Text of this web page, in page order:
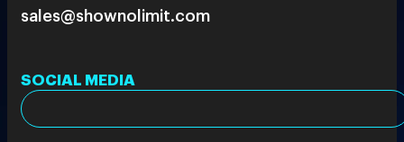
sales@shownolimit.com
SOCIAL MEDIA